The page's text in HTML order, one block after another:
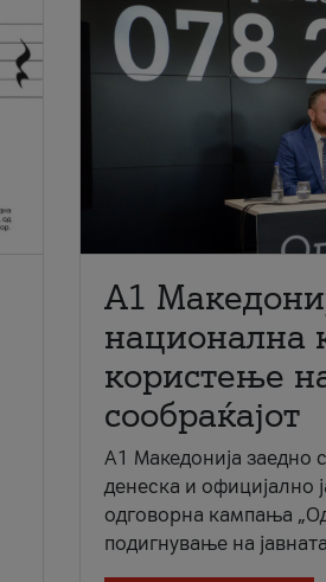
A1
национална
користење
сообраќајот
A1 Македонија заедно
денеска и официјално
одговорна кампања
подигнување на